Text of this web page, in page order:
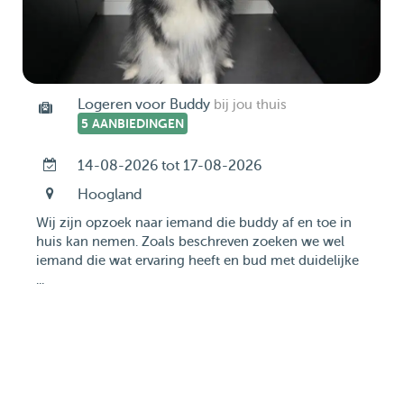
Logeren voor Buddy bij jou thuis
5 AANBIEDINGEN
14-08-2026 tot 17-08-2026
Hoogland
Wij zijn opzoek naar iemand die buddy af en toe in
huis kan nemen. Zoals beschreven zoeken we wel
iemand die wat ervaring heeft en bud met duidelijke
...